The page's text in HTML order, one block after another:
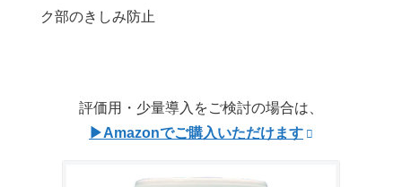
ク部のきしみ防止
評価用・少量導入をご検討の場合は、
▶Amazonでご購入いただけます